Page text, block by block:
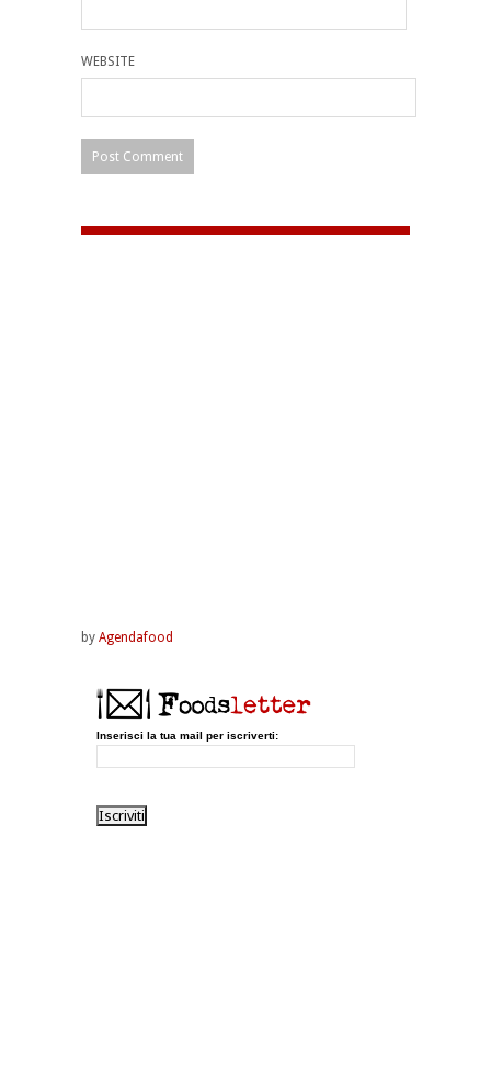
WEBSITE
by Agendafood
Inserisci la tua mail per iscriverti: